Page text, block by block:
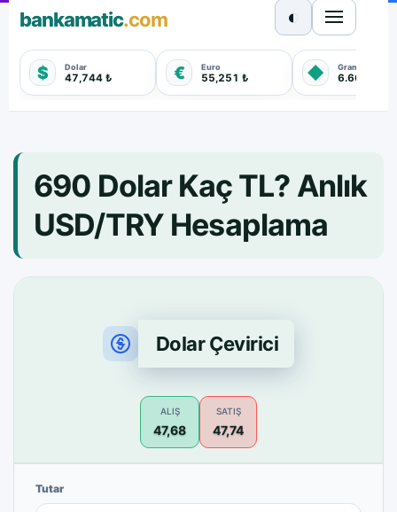
bankamatic.com
$ Dolar
47,744 ₺ € Euro
55,251 ₺ ◆ Gram Altın
6.660,550
◐
690 Dolar Kaç TL? Anlık
USD/TRY Hesaplama
Dolar Çevirici
ALIŞ
47,68
SATIŞ
47,74
Tutar